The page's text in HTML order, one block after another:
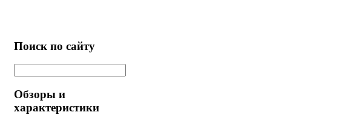
Поиск по сайту
Обзоры и
характеристики